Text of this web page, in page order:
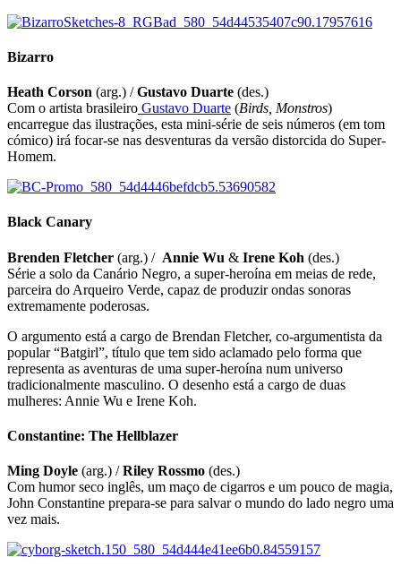
Bizarro
Heath Corson (arg.) /Gustavo Duarte (des.)
Com o artista brasileiro Gustavo Duarte (Birds, Monstros)
encarregue das ilustrações, esta mini-série de seis números (em tom
cómico) irá focar-se nas desventuras da versão distorcida do Super-
Homem.
Black Canary
Brenden Fletcher (arg.) / Annie Wu & Irene Koh (des.)
Série a solo da Canário Negro, a super-heroína em meias de rede,
parceira do Arqueiro Verde, capaz de produzir ondas sonoras
extremamente poderosas.
O argumento está a cargo de Brendan Fletcher, co-argumentista da
popular “Batgirl”, título que tem sido aclamado pelo forma que
representa as aventuras de uma super-heroína num universo
tradicionalmente masculino. O desenho está a cargo de duas
mulheres: Annie Wu e Irene Koh.
Constantine: The Hellblazer
Ming Doyle (arg.) /Riley Rossmo (des.)
Com humor seco inglês, um maço de cigarros e um pouco de magia,
John Constantine prepara-se para salvar o mundo do lado negro uma
vez mais.